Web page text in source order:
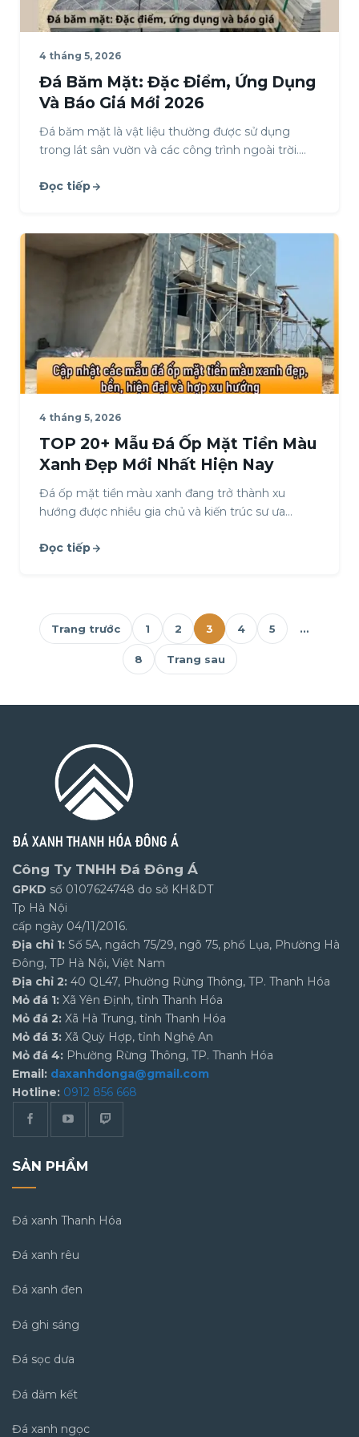
4 tháng 5, 2026
Đá Băm Mặt: Đặc Điểm, Ứng Dụng
Và Báo Giá Mới 2026
Đá băm mặt là vật liệu thường được sử dụng
trong lát sân vườn và các công trình ngoài trời.
Đọc tiếp
4 tháng 5, 2026
TOP 20+ Mẫu Đá Ốp Mặt Tiền Màu
Xanh Đẹp Mới Nhất Hiện Nay
Đá ốp mặt tiền màu xanh đang trở thành xu
hướng được nhiều gia chủ và kiến trúc sư ưa
Đọc tiếp
Trang trước 1 2 3 4 5 …
8 Trang sau
Công Ty TNHH Đá Đông Á
GPKD số 0107624748 do sở KH&DT
Tp Hà Nội
cấp ngày 04/11/2016.
Địa chỉ 1: Số 5A, ngách 75/29, ngõ 75, phố Lụa, Phường Hà
Đông, TP Hà Nội, Việt Nam
Địa chỉ 2: 40 QL47, Phường Rừng Thông, TP. Thanh Hóa
Mỏ đá 1: Xã Yên Định, tỉnh Thanh Hóa
Mỏ đá 2: Xã Hà Trung, tỉnh Thanh Hóa
Mỏ đá 3: Xã Quỳ Hợp, tỉnh Nghệ An
Mỏ đá 4: Phường Rừng Thông, TP. Thanh Hóa
Email: daxanhdonga@gmail.com
Hotline: 0912 856 668
SẢN PHẨM
Đá xanh Thanh Hóa
Đá xanh rêu
Đá xanh đen
Đá ghi sáng
Đá sọc dưa
Đá dăm kết
Đá xanh ngọc